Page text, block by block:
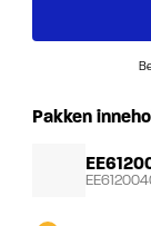
Pakken